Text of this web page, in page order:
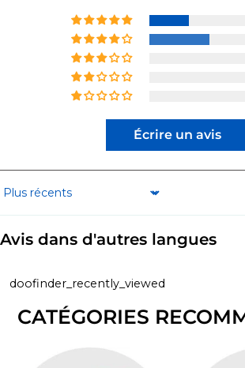
Écrire un avis
Sort by
Avis dans d'autres langues
doofinder_recently_viewed
CATÉGORIES